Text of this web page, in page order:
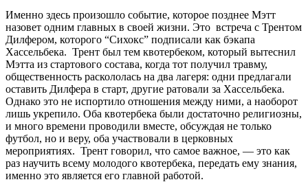
Именно здесь произошло событие, которое позднее Мэтт
назовет одним главных в своей жизни. Это встреча с Трентом
Дилфером, которого “Сихокс” подписали как бэкапа
Хассельбека. Трент был тем квотербеком, который вытеснил
Мэтта из стартового состава, когда тот получил травму,
общественность раскололась на два лагеря: одни предлагали
оставить Дилфера в старт, другие ратовали за Хассельбека.
Однако это не испортило отношения между ними, а наоборот
лишь укрепило. Оба квотербека были достаточно религиозны,
и много времени проводили вместе, обсуждая не только
футбол, но и веру, оба участвовали в церковных
мероприятиях. Трент говорил, что самое важное, — это как
раз научить всему молодого квотербека, передать ему знания,
именно это является его главной работой.